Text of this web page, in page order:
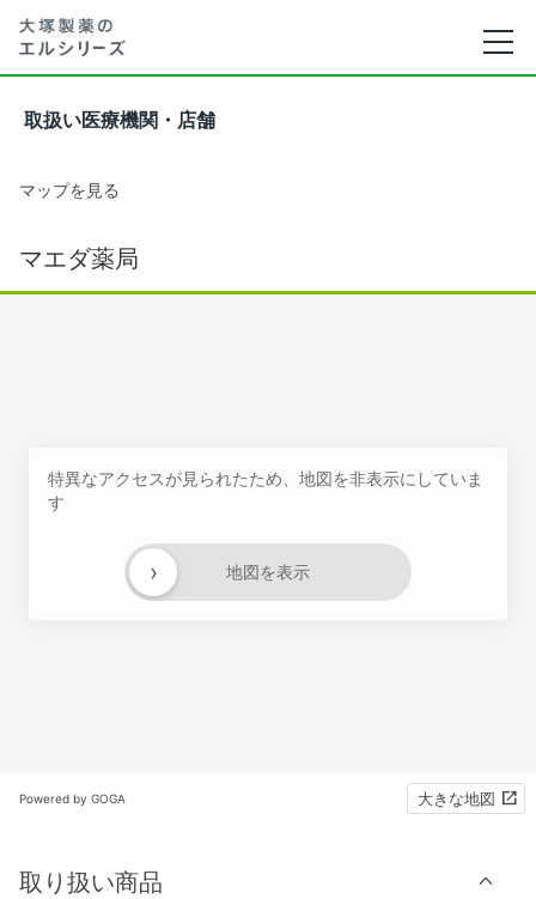
取扱い医療機関・店舗
マップを見る
マエダ薬局
特異なアクセスが見られたため、地図を非表示にしていま
す
地図を表示
›
Powered by GOGA 大きな地図
取り扱い商品